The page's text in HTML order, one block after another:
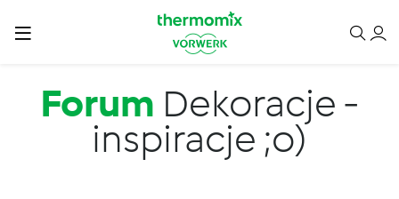
Forum Dekoracje -
inspiracje ;o)